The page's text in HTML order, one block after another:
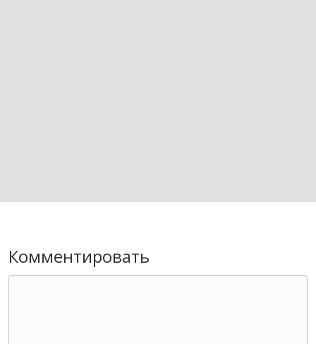
Комментировать